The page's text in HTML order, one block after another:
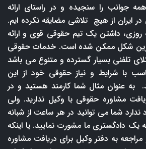
جوانب را سنجیده و در راستای ارائه
ایران از هیچ تلاشی مضایقه نکرده ایم.
روزی، داشتن یک تیم حقوقی قوی و ارائه
شکل ممکن شده است. خدمات حقوقی
تلفنی بسیار گسترده و متنوع می باشد
با شرایط و نیاز حقوقی خود از این
به عنوان مثال شما کارمند هستید و در
مشاوره حقوقی با وکیل ندارید. ولی
شما می توانید در هر ساعت از شبانه
یک دادگستری ما مشورت نمایید. یا اینکه
به دفتر وکیل برای دریافت مشاوره